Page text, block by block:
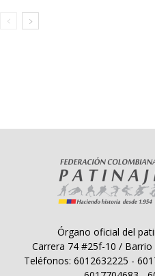
Órgano oficial del
Carrera 74 #25f-10 /
Teléfonos: 6012632225 -